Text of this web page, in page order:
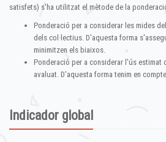
satisfets) s'ha utilitzat el mètode de la
Ponderació per a considerar les mides
dels col·lectius. D'aquesta forma
minimitzen els biaixos.
Ponderació per a considerar l'ús estimat
avaluat. D'aquesta forma tenim en
Indicador global